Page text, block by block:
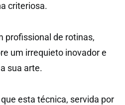
criteriosa.
profissional de rotinas,
um irrequieto inovador e
sua arte.
esta técnica, servida por